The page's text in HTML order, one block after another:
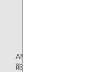
ANAグループは、「将来（
能な社会の実現を目指し、